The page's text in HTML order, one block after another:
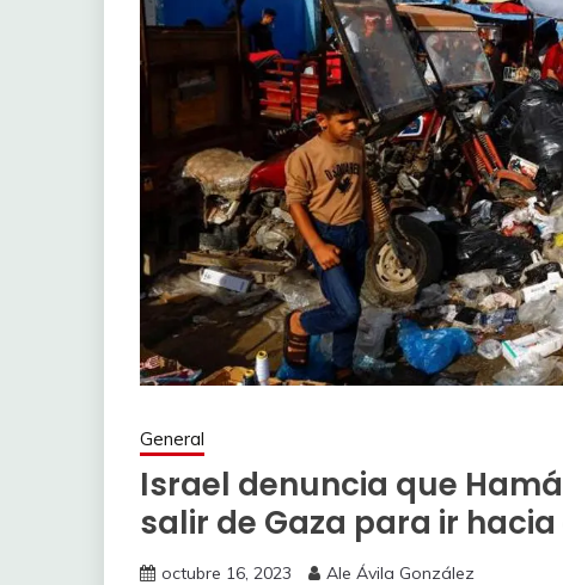
General
Israel denuncia que
salir de Gaza para ir
octubre 16, 2023 Ale Ávila González